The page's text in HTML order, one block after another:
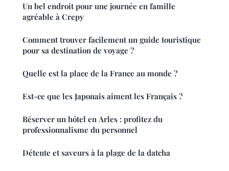
Un bel endroit pour une journée en famille
agréable à Crepy
Comment trouver facilement un guide touristique
pour sa destination de voyage ?
Quelle est la place de la France au monde ?
Est-ce que les Japonais aiment les Français ?
Réserver un hôtel en Arles : profitez du
professionnalisme du personnel
Détente et saveurs à la plage de la datcha